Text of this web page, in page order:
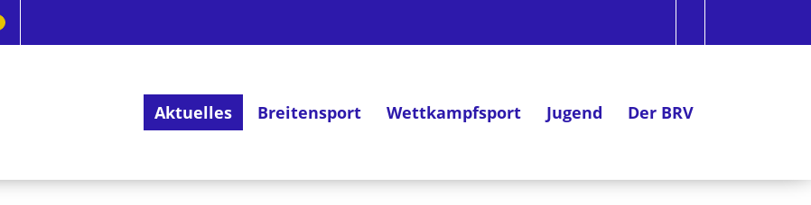
Aktuelles Breitensport Wettkampfsport Jugend Der BRV